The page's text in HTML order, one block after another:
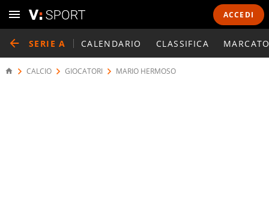
ACCEDI
SERIE A CALENDARIO CLASSIFICA
CALCIO GIOCATORI MARIO HERMOSO